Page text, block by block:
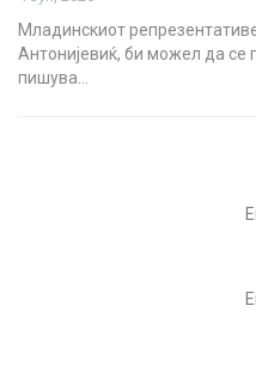
Младинскиот
Антонијевиќ, би можел да се
пишува…